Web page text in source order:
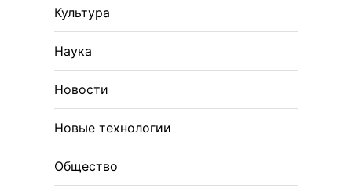
Культура
Наука
Новости
Новые технологии
Общество